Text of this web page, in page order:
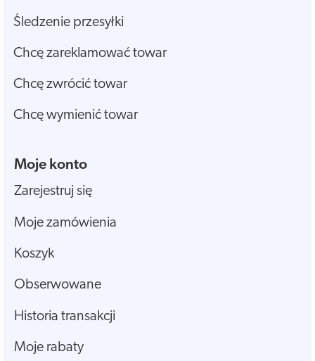
Śledzenie przesyłki
Chcę zareklamować towar
Chcę zwrócić towar
Chcę wymienić towar
Moje konto
Zarejestruj się
Moje zamówienia
Koszyk
Obserwowane
Historia transakcji
Moje rabaty